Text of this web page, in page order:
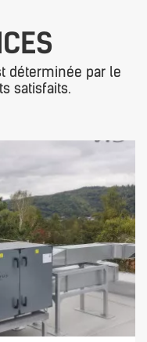
déterminée par le
satisfaits.